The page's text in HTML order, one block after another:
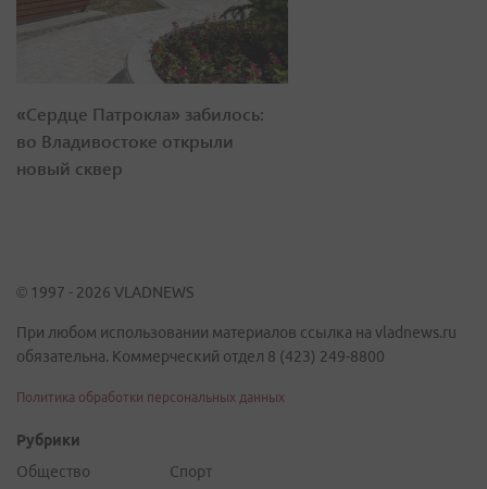
«Сердце Патрокла» забилось:
во Владивостоке открыли
новый сквер
© 1997 - 2026 VLADNEWS
При любом использовании материалов ссылка на vladnews.ru
обязательна. Коммерческий отдел 8 (423) 249-8800
Политика обработки персональных данных
Рубрики
Общество
Спорт